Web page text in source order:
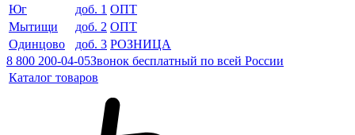
Юг
доб. 1 ОПТ
Мытищи
доб. 2 ОПТ
Одинцово
доб. 3 РОЗНИЦА
8 800 200-04-05Звонок бесплатный по всей России
Каталог товаров